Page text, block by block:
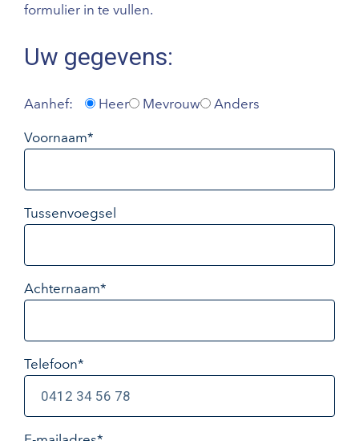
formulier in te vullen.
Uw gegevens:
Aanhef: Heer Mevrouw Anders
Voornaam*
Tussenvoegsel
Achternaam*
Telefoon*